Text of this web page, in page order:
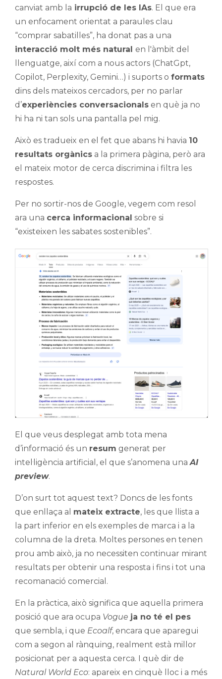
canviat amb la irrupció de les IAs. El que era
un enfocament orientat a paraules clau
“comprar sabatilles”, ha donat pas a una
interacció molt més natural en l'àmbit del
llenguatge, així com a nous actors (ChatGpt,
Copilot, Perplexity, Gemini…) i suports o formats
dins dels mateixos cercadors, per no parlar
d’experiències conversacionals en què ja no
hi ha ni tan sols una pantalla pel mig.
Això es tradueix en el fet que abans hi havia 10
resultats orgànics a la primera pàgina, però ara
el mateix motor de cerca discrimina i filtra les
respostes.
Per no sortir-nos de Google, vegem com resol
ara una cerca informacional sobre si
“existeixen les sabates sostenibles”.
El que veus desplegat amb tota mena
d’informació és un resum generat per
intel·ligència artificial, el que s’anomena unaAI
preview.
D’on surt tot aquest text? Doncs de les fonts
que enllaça al mateix extracte, les que llista a
la part inferior en els exemples de marca i a la
columna de la dreta. Moltes persones en tenen
prou amb això, ja no necessiten continuar mirant
resultats per obtenir una resposta i fins i tot una
recomanació comercial.
En la pràctica, això significa que aquella primera
posició que ara ocupa Vogue ja no té el pes
que sembla, i que Ecoalf, encara que aparegui
com a segon al rànquing, realment està millor
posicionat per a aquesta cerca. I què dir de
Natural World Eco: apareix en cinquè lloc i a més